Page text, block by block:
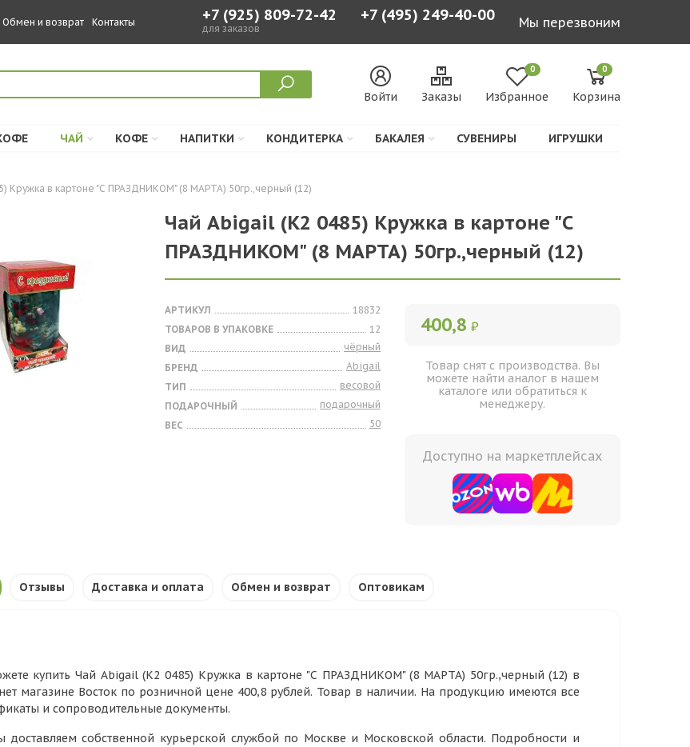
Обмен и возврат Контакты +7 (925) 809-72-42
для заказов
+7 (495) 249-40-00 Мы перезвоним
Войти Заказы
0
Избранное
0
Корзина
ЧАЙ КОФЕ НАПИТКИ КОНДИТЕРКА БАКАЛЕЯ СУВЕНИРЫ ИГРУШКИ
Кружка в картоне "С ПРАЗДНИКОМ" (8 МАРТА) 50гр.,черный (12)
Чай Abigail (К2 0485) Кружка в картоне "С
ПРАЗДНИКОМ" (8 МАРТА) 50гр.,черный (12)
АРТИКУЛ
18832
ТОВАРОВ В УПАКОВКЕ
12
ВИД
чёрный
БРЕНД
Abigail
ТИП
весовой
ПОДАРОЧНЫЙ
подарочный
ВЕС
50
400,8 ₽
Товар снят с производства. Вы
можете найти аналог в нашем
каталоге или обратиться к
менеджеру.
Доступно на маркетплейсах
Отзывы Доставка и оплата Обмен и возврат Оптовикам
купить Чай Abigail (К2 0485) Кружка в картоне "С ПРАЗДНИКОМ" (8 МАРТА) 50гр.,черный (12) в
магазине Восток по розничной цене 400,8 рублей. Товар в наличии. На продукцию имеются все
и сопроводительные документы.
доставляем собственной курьерской службой по Москве и Московской области. Подробности и